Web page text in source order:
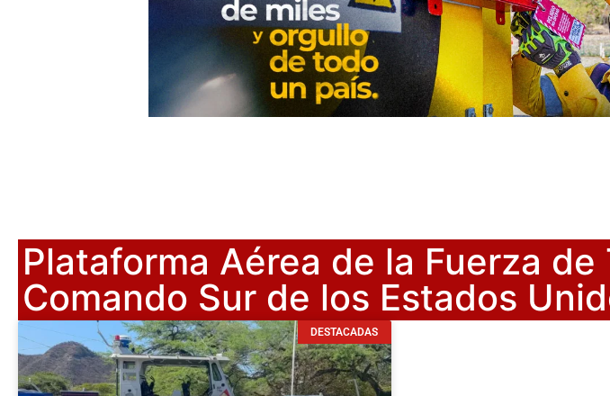
Plataforma Aérea de la Fuerza
Comando Sur de los Estados
DESTACADAS